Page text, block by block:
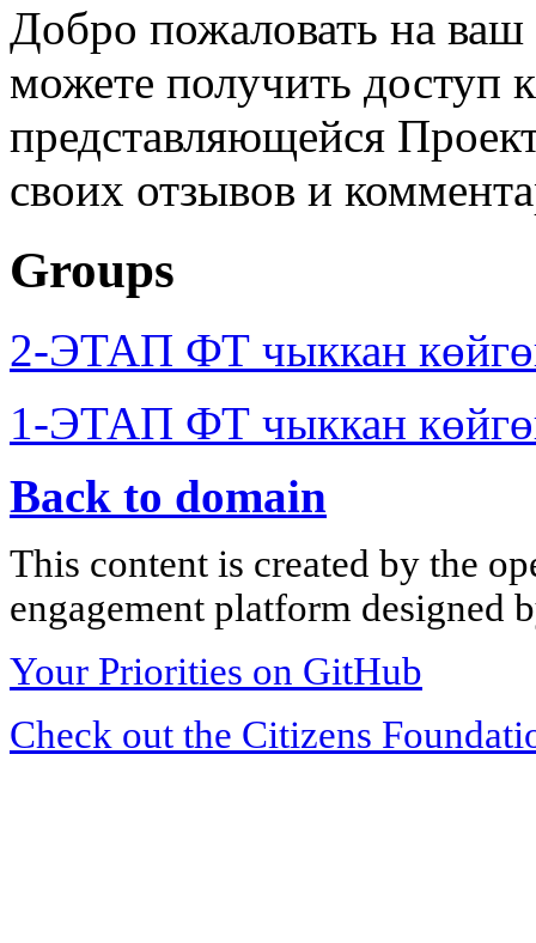
Добро пожаловать на
можете получить доступ
представляющейся
своих отзывов и
Groups
2-ЭТАП ФТ чыккан
1-ЭТАП ФТ чыккан
Back to domain
This content is created by the
engagement platform designed
Your Priorities on GitHub
Check out the Citizens